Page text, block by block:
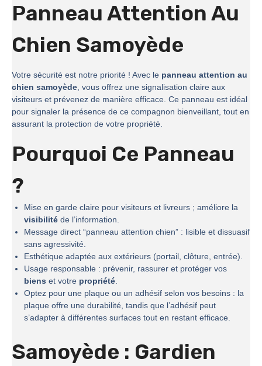
Panneau Attention Au
Chien Samoyède
Votre sécurité est notre priorité ! Avec le panneau attention au
chien samoyède, vous offrez une signalisation claire aux
visiteurs et prévenez de manière efficace. Ce panneau est idéal
pour signaler la présence de ce compagnon bienveillant, tout en
assurant la protection de votre propriété.
Pourquoi Ce Panneau
?
Mise en garde claire pour visiteurs et livreurs ; améliore la
visibilité de l’information.
Message direct “panneau attention chien” : lisible et dissuasif
sans agressivité.
Esthétique adaptée aux extérieurs (portail, clôture, entrée).
Usage responsable : prévenir, rassurer et protéger vos
biens et votre propriété.
Optez pour une plaque ou un adhésif selon vos besoins : la
plaque offre une durabilité, tandis que l’adhésif peut
s’adapter à différentes surfaces tout en restant efficace.
Samoyède : Gardien